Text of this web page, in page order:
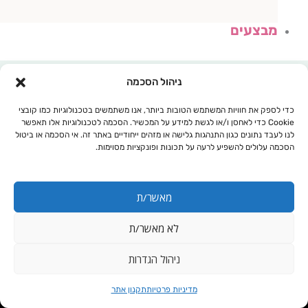
ניהול הסכמה
כדי לספק את חוויות המשתמש הטובות ביותר, אנו משתמשים בטכנולוגיות כמו קובצי
Cookie כדי לאחסן ו/או לגשת למידע על המכשיר. הסכמה לטכנולוגיות אלו תאפשר
לנו לעבד נתונים כגון התנהגות גלישה או מזהים ייחודיים באתר זה. אי הסכמה או ביטול
הסכמה עלולים להשפיע לרעה על תכונות ופונקציות מסוימות.
מאשר/ת
לא מאשר/ת
ניהול הגדרות
מדיניות פרטיותתקנון אתר
מבצעים
עגלת קניות